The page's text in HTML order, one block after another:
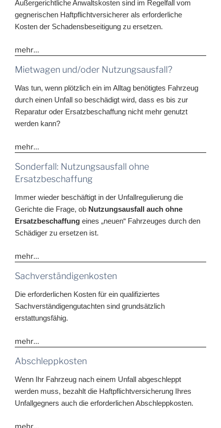
Außergerichtliche Anwaltskosten sind im Regelfall vom
gegnerischen Haftpflichtversicherer als erforderliche
Kosten der Schadensbeseitigung zu ersetzen.
mehr…
Mietwagen und/oder Nutzungsausfall?
Was tun, wenn plötzlich ein im Alltag benötigtes Fahrzeug
durch einen Unfall so beschädigt wird, dass es bis zur
Reparatur oder Ersatzbeschaffung nicht mehr genutzt
werden kann?
mehr…
Sonderfall: Nutzungsausfall ohne
Ersatzbeschaffung
Immer wieder beschäftigt in der Unfallregulierung die
Gerichte die Frage, ob Nutzungsausfall auch ohne
Ersatzbeschaffung eines „neuen“ Fahrzeuges durch den
Schädiger zu ersetzen ist.
mehr…
Sachverständigenkosten
Die erforderlichen Kosten für ein qualifiziertes
Sachverständigengutachten sind grundsätzlich
erstattungsfähig.
mehr…
Abschleppkosten
Wenn Ihr Fahrzeug nach einem Unfall abgeschleppt
werden muss, bezahlt die Haftpflichtversicherung Ihres
Unfallgegners auch die erforderlichen Abschleppkosten.